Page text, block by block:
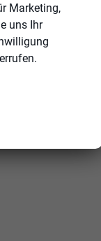
(fast
einstellbar
einstellbar
Marketing,
uns Ihr